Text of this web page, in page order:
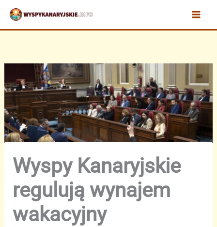
Przejdź
treści
Wyspy Kanaryjskie
regulują wynajem
wakacyjny